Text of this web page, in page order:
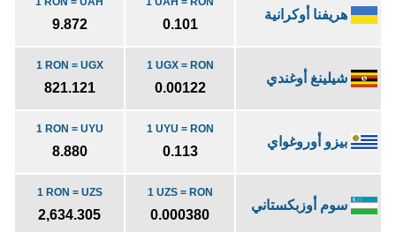
هريفنا أوكرانية
0.101
9.872
شيلينغ أوغندي
1 UGX = RON
0.00122
1 RON = UGX
821.121
بيزو أوروغواي
1 UYU = RON
0.113
1 RON = UYU
8.880
سوم أوزبكستاني
1 UZS = RON
0.000380
1 RON = UZS
2,634.305